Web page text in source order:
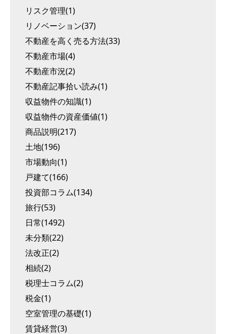
リスク管理(1)
リノベーション(37)
不動産を高く売る方法(33)
不動産市場(4)
不動産市況(2)
不動産記事拾い読み(1)
収益物件の知識(1)
収益物件の資産価値(1)
商品説明(217)
土地(196)
市場動向(1)
戸建て(166)
投資部コラム(134)
旅行(53)
日常(1492)
未分類(22)
法改正(2)
相続(2)
税理士コラム(2)
税金(1)
空室管理の基礎(1)
賃貸経営(3)